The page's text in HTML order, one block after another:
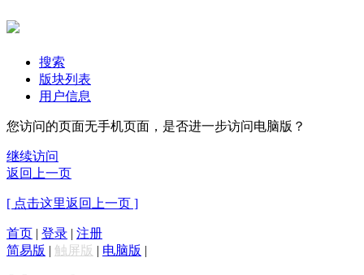
搜索
版块列表
用户信息
您访问的页面无手机页面，是否进一步访问电脑版？
继续访问
返回上一页
[ 点击这里返回上一页 ]
首页 | 登录 | 注册
简易版 | 触屏版 | 电脑版 |